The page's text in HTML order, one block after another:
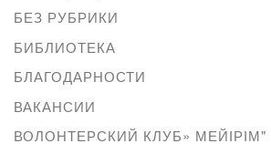
БЕЗ РУБРИКИ
БИБЛИОТЕКА
БЛАГОДАРНОСТИ
ВАКАНСИИ
ВОЛОНТЕРСКИЙ КЛУБ» МЕЙІРІМ"